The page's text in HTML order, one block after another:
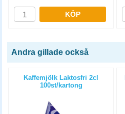
KÖP
Andra gillade också
Kaffemjölk Laktosfri 2cl
100st/kartong